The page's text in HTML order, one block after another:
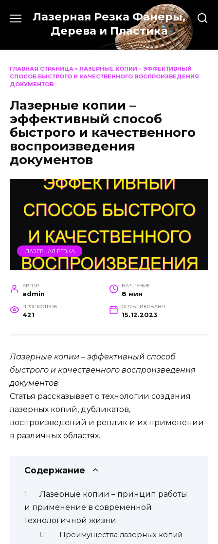
содержанию
Лазерная Резка Фанеры,
Дерева и Пластика
ГЛАВНАЯ СТРАНИЦА » ЛАЗЕРНЫЕ КОПИИ – ЭФФЕКТИВНЫЙ
СПОСОБ БЫСТРОГО И КАЧЕСТВЕННОГО ВОСПРОИЗВЕДЕНИЯ
ДОКУМЕНТОВ
Лазерные копии –
эффективный способ
быстрого и качественного
воспроизведения
документов
ЛАЗЕРНАЯ РЕЗКА
АВТОР
admin
НА ЧТЕНИЕ
8 мин
ПРОСМОТРОВ
421
ОПУБЛИКОВАНО
15.12.2023
Лазерные копии – эффективный способ
быстрого и качественного воспроизведения
документов
Статья рассказывает о технологии создания
лазерных копий, дубликатов,
воспроизведений и реплик и их применении
в различных областях.
Содержание
Лазерные копии – принцип работы
и применение в современной
технологичной жизни
Преимущества лазерных копий